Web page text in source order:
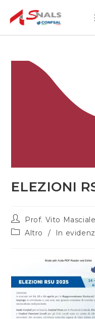
ELEZIONI
Prof. Vito Masciale
Altro
/ In